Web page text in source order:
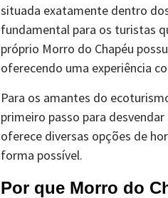
situada exatamente dentro
fundamental para os turistas
próprio Morro do Chapéu
oferecendo uma experiência
Para os amantes do
primeiro passo para
oferece diversas opções de
forma possível.
Por que Morro do